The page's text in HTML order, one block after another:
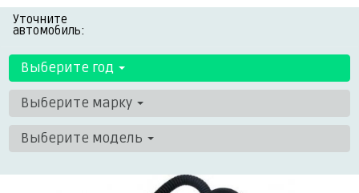
Уточните
автомобиль:
Выберите год
Выберите марку
Выберите модель